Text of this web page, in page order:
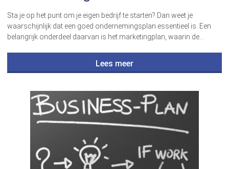
Sta je op het punt om je eigen bedrijf te starten? Dan weet je
waarschijnlijk dat een goed ondernemingsplan essentieel is. Een
belangrijk onderdeel daarvan is het marketingplan, waarin de…
Lees meer